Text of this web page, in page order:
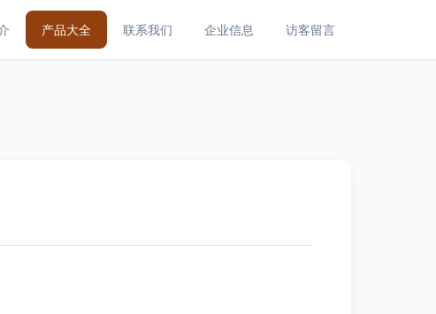
产品大全 联系我们 企业信息 访客留言